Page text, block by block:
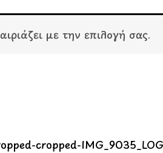
με την επιλογή σας.